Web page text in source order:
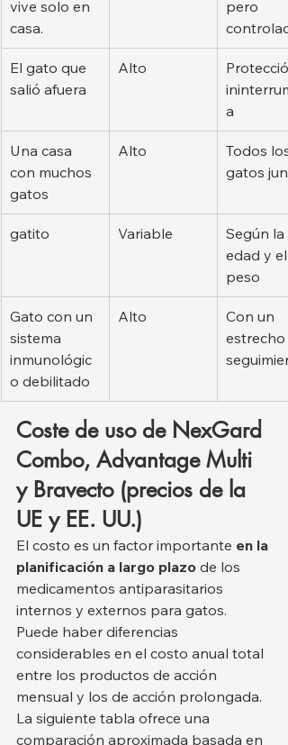
vive solo en
casa.
pero
El gato que
salió afuera
Alto
a
Una casa
con muchos
gatos
Alto
Todos los
gatos
gatito Variable
Según la
edad y el
peso
Gato con un
sistema
inmunológic
o debilitado
Alto
Con un
estrecho
Coste de uso de NexGard
Combo, Advantage Multi
y Bravecto (precios de la
UE y EE. UU.)
El costo es un factor importante en la
planificación a largo plazo de los
medicamentos antiparasitarios
internos y externos para gatos.
Puede haber diferencias
considerables en el costo anual total
entre los productos de acción
mensual y los de acción prolongada.
La siguiente tabla ofrece una
comparación aproximada basada en